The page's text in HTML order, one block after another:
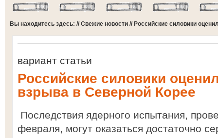
Вы находитесь здесь: //Свежие новости // Российские силовики
вариант статьи
Российские силовики
взрыва в Северной Корее
Последствия ядерного испытания,
февраля, могут оказаться достаточно